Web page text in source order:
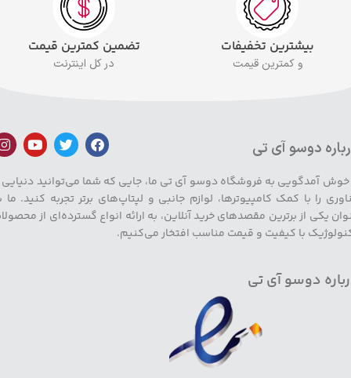
بیشترین تخفیفات
و کمترین قیمت
تضمین کمترین قیمت
در کل اینترنت
دوسو آی تی
خوش آمدگویی به فروشگاه دوسو آی تی ما، جایی که شما می‌توانید دنیایی
را با کمک کامپیوترها، لوازم جانبی و لپتاپ‌های برتر تجربه کنید. ما
یکی از برترین مقصدهای خرید آنلاین، به ارائه انواع گسترده‌ای از
با کیفیت و قیمت مناسب افتخار می‌کنیم.
دوسو آی تی